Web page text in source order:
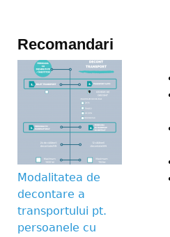
Recomandari
Modalitatea de
decontare a
transportului pt.
persoanele cu